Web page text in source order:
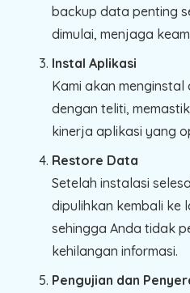
backup data penting
dimulai, menjaga
Instal Aplikasi
Kami akan
dengan teliti,
kinerja aplikasi yang
Restore Data
Setelah instalasi
dipulihkan kembali ke
sehingga Anda tidak
kehilangan informasi.
Pengujian dan